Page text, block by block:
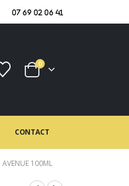
07 69 02 06 41
0
CONTACT
AVENUE 100ML